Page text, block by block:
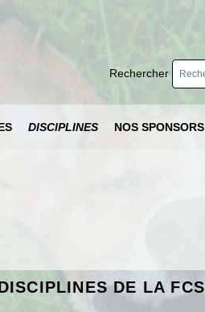
Rechercher
DISCIPLINES NOS SPONSORS
DE LA FCS